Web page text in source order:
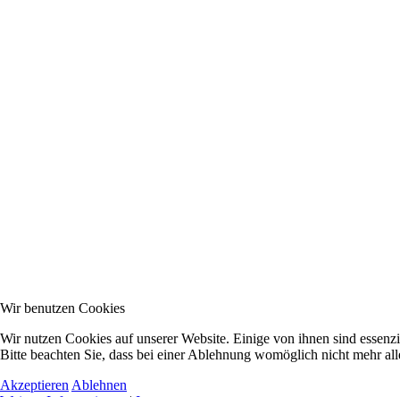
Wir benutzen Cookies
Wir nutzen Cookies auf unserer Website. Einige von ihnen sind
Bitte beachten Sie, dass bei einer Ablehnung womöglich nicht mehr
Akzeptieren Ablehnen